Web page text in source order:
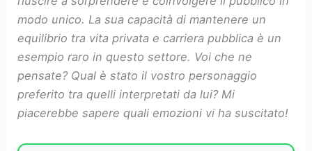
modo unico. La sua capacità di mantenere un
equilibrio tra vita privata e carriera pubblica è un
esempio raro in questo settore. Voi che ne
pensate? Qual è stato il vostro personaggio
preferito tra quelli interpretati da lui? Mi
piacerebbe sapere quali emozioni vi ha suscitato!